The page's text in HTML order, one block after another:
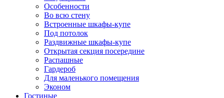
Особенности
Во всю стену
Встроенные шкафы-купе
Под потолок
Раздвижные шкафы-купе
Открытая секция посередине
Распашные
Гардероб
Для маленького помещения
Эконом
Гостиные